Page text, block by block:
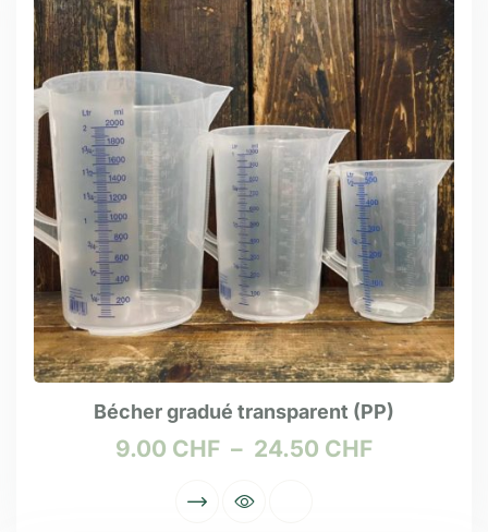
Bécher gradué transparent (PP)
9.00 CHF – 24.50 CHF